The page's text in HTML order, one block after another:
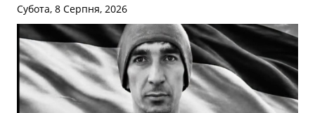
Субота, 8 Серпня, 2026